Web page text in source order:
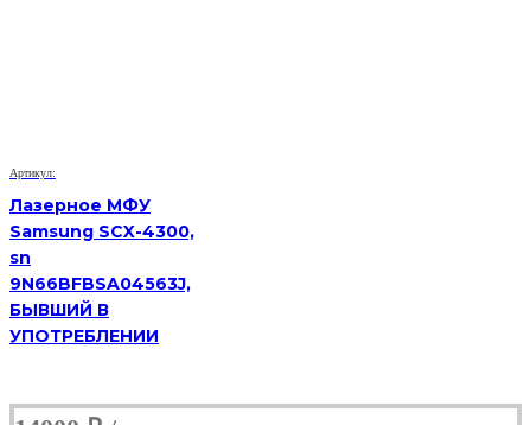
Артикул:
Лазерное МФУ
Samsung SCX-4300,
sn
9N66BFBSA04563J,
БЫВШИЙ В
УПОТРЕБЛЕНИИ